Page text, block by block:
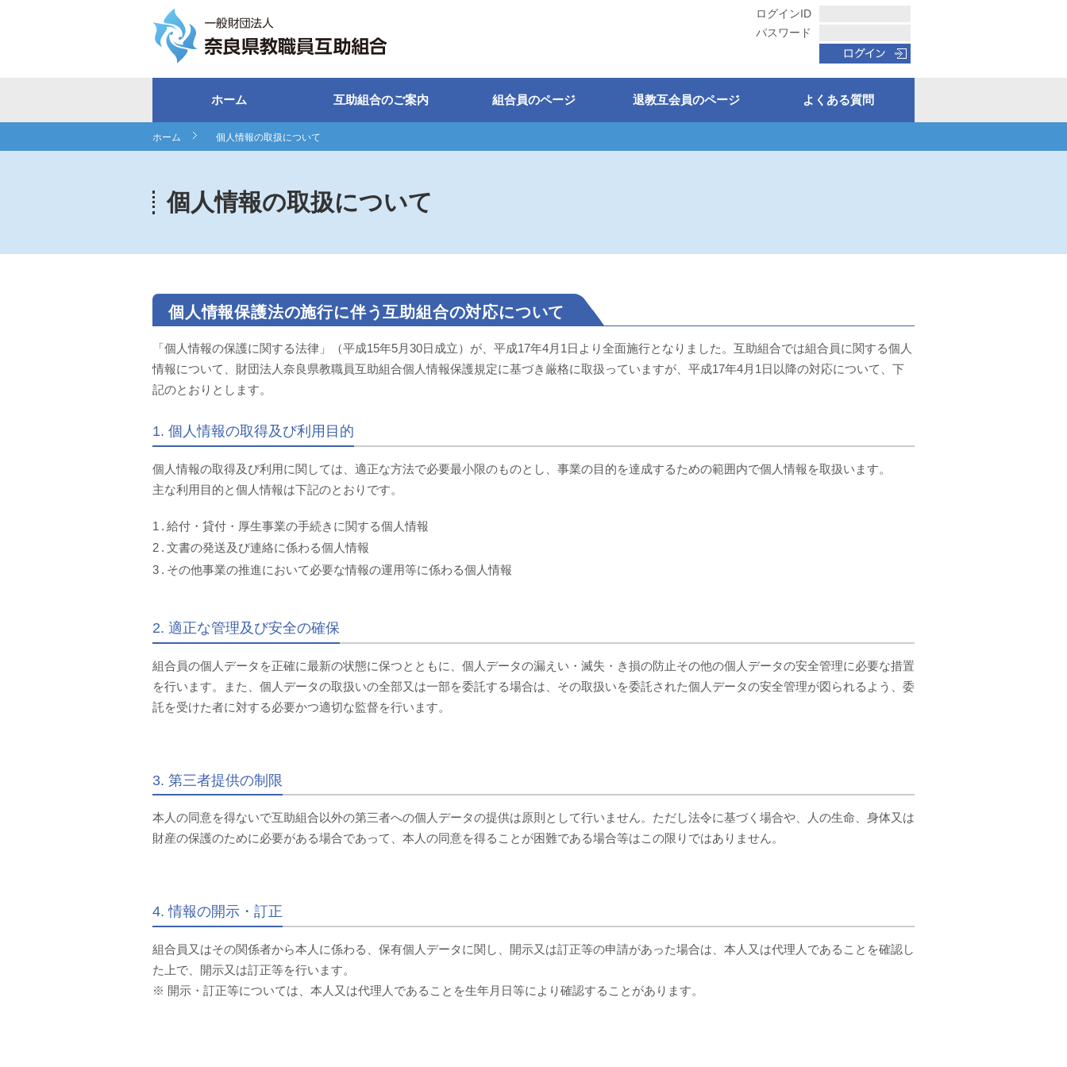
ログインID
パスワード
ホーム 互助組合のご案内 組合員のページ 退教互会員のページ よくある質問
ホーム 個人情報の取扱について
個人情報の取扱について
個人情報保護法の施行に伴う互助組合の対応について
「個人情報の保護に関する法律」（平成15年5月30日成立）が、平成17年4月1日より全面施行となりました。互助組合では組合員に関する個人
情報について、財団法人奈良県教職員互助組合個人情報保護規定に基づき厳格に取扱っていますが、平成17年4月1日以降の対応について、下
記のとおりとします。
1. 個人情報の取得及び利用目的
個人情報の取得及び利用に関しては、適正な方法で必要最小限のものとし、事業の目的を達成するための範囲内で個人情報を取扱います。
主な利用目的と個人情報は下記のとおりです。
給付・貸付・厚生事業の手続きに関する個人情報
文書の発送及び連絡に係わる個人情報
その他事業の推進において必要な情報の運用等に係わる個人情報
2. 適正な管理及び安全の確保
組合員の個人データを正確に最新の状態に保つとともに、個人データの漏えい・滅失・き損の防止その他の個人データの安全管理に必要な措置
を行います。また、個人データの取扱いの全部又は一部を委託する場合は、その取扱いを委託された個人データの安全管理が図られるよう、委
託を受けた者に対する必要かつ適切な監督を行います。
3. 第三者提供の制限
本人の同意を得ないで互助組合以外の第三者への個人データの提供は原則として行いません。ただし法令に基づく場合や、人の生命、身体又は
財産の保護のために必要がある場合であって、本人の同意を得ることが困難である場合等はこの限りではありません。
4. 情報の開示・訂正
組合員又はその関係者から本人に係わる、保有個人データに関し、開示又は訂正等の申請があった場合は、本人又は代理人であることを確認し
た上で、開示又は訂正等を行います。
※ 開示・訂正等については、本人又は代理人であることを生年月日等により確認することがあります。